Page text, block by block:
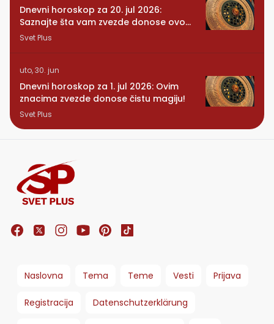
Dnevni horoskop za 20. jul 2026:
Saznajte šta vam zvezde donose ovog
ponedeljka
Svet Plus
uto, 30. jun
Dnevni horoskop za 1. jul 2026: Ovim
znacima zvezde donose čistu magiju!
Svet Plus
Naslovna Tema Teme Vesti Prijava
Registracija Datenschutzerklärung